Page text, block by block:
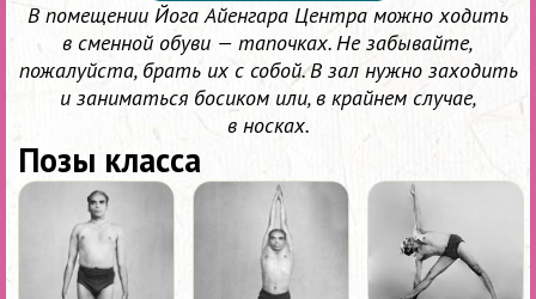
В помещении Йога Айенгара Центра можно ходить
в сменной обуви — тапочках. Не забывайте,
пожалуйста, брать их с собой. В зал нужно заходить
и заниматься босиком или, в крайнем случае,
в носках.
Позы класса